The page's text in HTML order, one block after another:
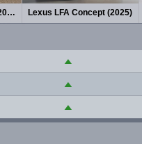
Porsche 911 GT3 S-C 2027 Lexus LFA Concept (2025)
▲
▲
▲